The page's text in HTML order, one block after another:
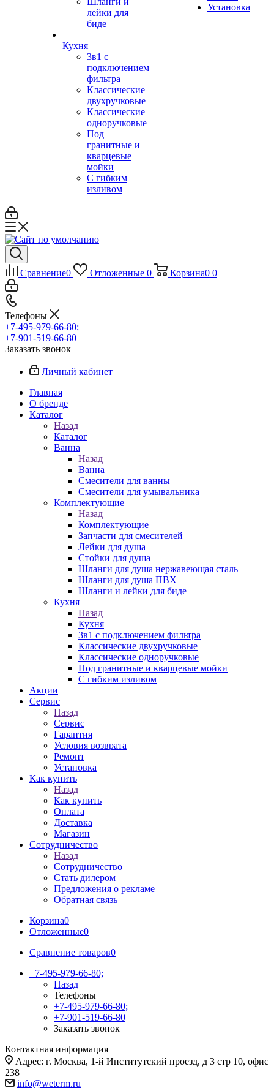
лейки для
биде
Кухня
3в1 с
подключением
фильтра
Классические
двухручковые
Классические
одноручковые
Под
гранитные и
кварцевые
мойки
С гибким
изливом
Установка
Сравнение0 Отложенные 0 Корзина0 0
Телефоны
+7-495-979-66-80;
+7-901-519-66-80
Заказать звонок
Личный кабинет
Главная
О бренде
Каталог
Назад
Каталог
Ванна
Назад
Ванна
Смесители для ванны
Смесители для умывальника
Комплектующие
Назад
Комплектующие
Запчасти для смесителей
Лейки для душа
Стойки для душа
Шланги для душа нержавеющая сталь
Шланги для душа ПВХ
Шланги и лейки для биде
Кухня
Назад
Кухня
3в1 с подключением фильтра
Классические двухручковые
Классические одноручковые
Под гранитные и кварцевые мойки
С гибким изливом
Акции
Сервис
Назад
Сервис
Гарантия
Условия возврата
Ремонт
Установка
Как купить
Назад
Как купить
Оплата
Доставка
Магазин
Сотрудничество
Назад
Сотрудничество
Стать дилером
Предложения о рекламе
Обратная связь
Корзина0
Отложенные0
Сравнение товаров0
+7-495-979-66-80;
Назад
Телефоны
+7-495-979-66-80;
+7-901-519-66-80
Заказать звонок
Контактная информация
Адрес: г. Москва, 1-й Институтский проезд, д 3 стр 10, офис
238
info@weterm.ru